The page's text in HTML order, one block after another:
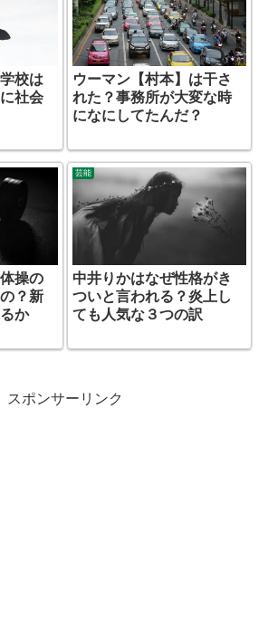
校は
社会
ウーマン【村本】は干さ
れた？事務所が大変な時
になにしてたんだ？
操の
？新
か
芸能
中井りかはなぜ性格がき
ついと言われる？炎上し
ても人気な３つの訳
スポンサーリンク